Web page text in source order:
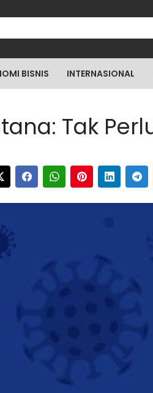
BISNIS INTERNASIONAL
Tak